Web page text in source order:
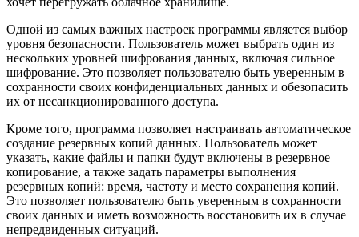
Одной из самых важных настроек программы является выбор
уровня безопасности. Пользователь может выбрать один из
нескольких уровней шифрования данных, включая сильное
шифрование. Это позволяет пользователю быть уверенным в
сохранности своих конфиденциальных данных и обезопасить
их от несанкционированного доступа.
Кроме того, программа позволяет настраивать автоматическое
создание резервных копий данных. Пользователь может
указать, какие файлы и папки будут включены в резервное
копирование, а также задать параметры выполнения
резервных копий: время, частоту и место сохранения копий.
Это позволяет пользователю быть уверенным в сохранности
своих данных и иметь возможность восстановить их в случае
непредвиденных ситуаций.